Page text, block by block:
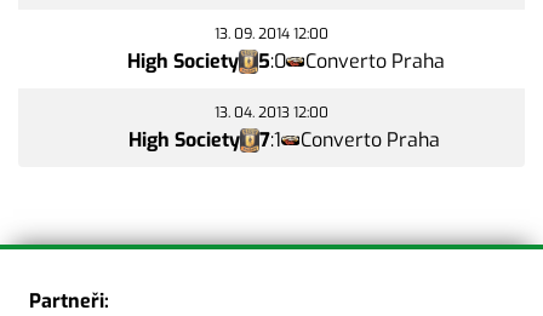
13. 09. 2014 12:00
High Society 5:0 Converto Praha
13. 04. 2013 12:00
High Society 7:1 Converto Praha
Partneři: